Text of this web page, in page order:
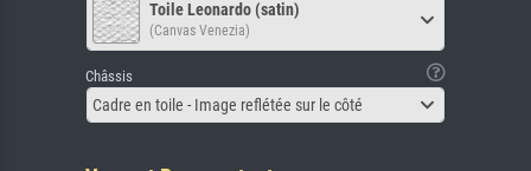
Toile Leonardo (satin)
(Canvas Venezia)
Châssis
Cadre en toile - Image reflétée sur le côté